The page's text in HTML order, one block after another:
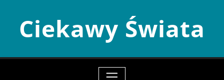
contentCiekawy Świata